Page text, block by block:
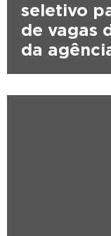
seletivo
de vagas
da